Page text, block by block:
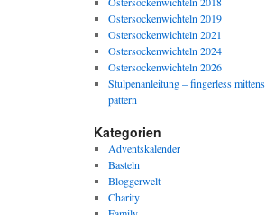
Ostersockenwichteln 2019
Ostersockenwichteln 2021
Ostersockenwichteln 2024
Ostersockenwichteln 2026
Stulpenanleitung – fingerless mittens
pattern
Kategorien
Adventskalender
Basteln
Bloggerwelt
Charity